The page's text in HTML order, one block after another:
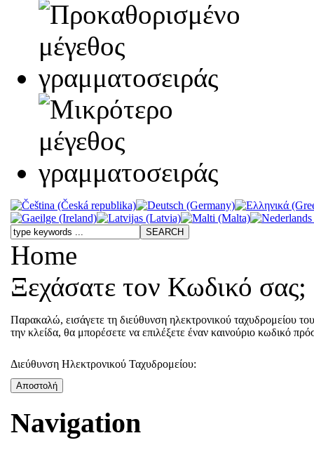
Home
Ξεχάσατε τον Κωδικό σας;
Παρακαλώ, εισάγετε τη διεύθυνση ηλεκτρονικού ταχυδρομείου
την κλείδα, θα μπορέσετε να επιλέξετε έναν καινούριο κωδικό
Διεύθυνση Ηλεκτρονικού Ταχυδρομείου:
Αποστολή
Navigation